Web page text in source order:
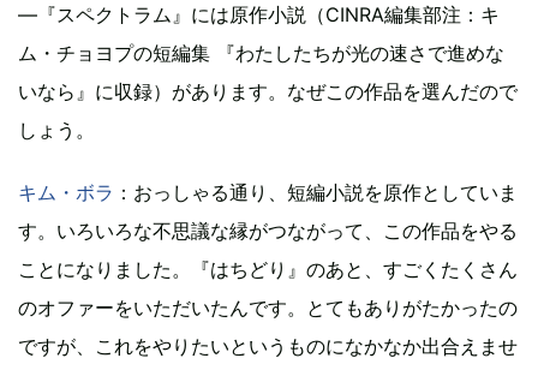
―『スペクトラム』には原作小説（CINRA編集部注：キ
ム・チョヨプの短編集 『わたしたちが光の速さで進めな
いなら』に収録）があります。なぜこの作品を選んだので
しょう。
キム・ボラ ：おっしゃる通り、短編小説を原作としていま
す。いろいろな不思議な縁がつながって、この作品をやる
ことになりました。『はちどり』のあと、すごくたくさん
のオファーをいただいたんです。とてもありがたかったの
ですが、これをやりたいというものになかなか出合えませ